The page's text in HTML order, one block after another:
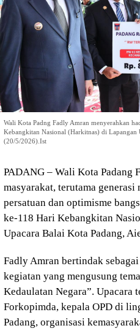
Wali Kota Padng Fadly Amran menyerahkan
Kebangkitan Nasional (Harkitnas) di Lapangan
(20/5/2026).Ist
PADANG – Wali Kota Padang
masyarakat, terutama generasi
persatuan dan optimisme
ke-118 Hari Kebangkitan
Upacara Balai Kota Padang,
Fadly Amran bertindak
kegiatan yang mengusung
Kedaulatan Negara”. Upacara
Forkopimda, kepala OPD di
Padang, organisasi